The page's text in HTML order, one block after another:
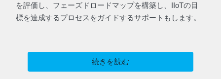
を評価し、フェーズドロードマップを構築し、IIoTの目
標を達成するプロセスをガイドするサポートもします。
続きを読む